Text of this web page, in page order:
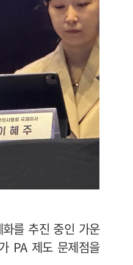
를 추진 중인 가운
PA 제도 문제점을